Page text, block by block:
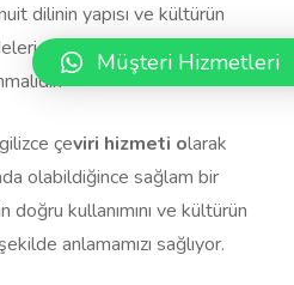
dilinin yapısı ve kültürün
doğru ve etkili çeviriler
çeviri hizmeti olarak
olabildiğince sağlam bir
kullanımını ve kültürün
anlamamızı sağlıyor.
Müşteri Hizmetleri